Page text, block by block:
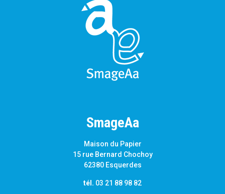
SmageAa
Maison du Papier
15 rue Bernard Chochoy
62380 Esquerdes
tél. 03 21 88 98 82